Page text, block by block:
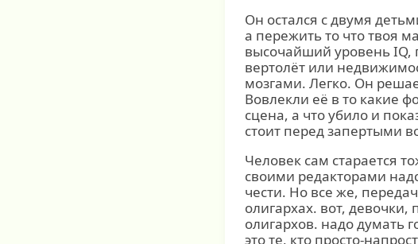
Он остался с двумя
а пережить то что твоя
высочайший уровень IQ,
вертолёт или
мозгами. Легко. Он
Вовлекли её в то какие
сцена, а что убило и
стоит перед запертыми
Человек сам старается
своими редакторами
чести. Но все же,
олигархах. вот,
олигархов. надо
это те, кто просто-